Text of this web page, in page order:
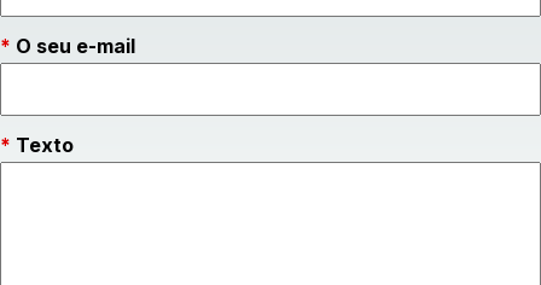
O seu e-mail
Texto